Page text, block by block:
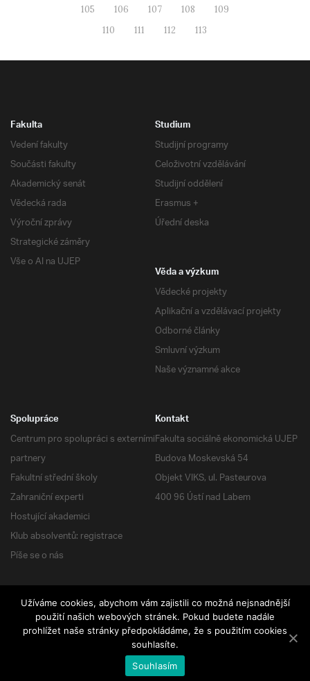
105
106 107 108
109
110
111 112 113
Fakulta
Vedení fakulty
Součásti fakulty
Akademický senát
Vědecká rada
Výroční zprávy
Strategické záměry
Vše o AI na UJEP
Studium
Studijní programy
Celoživotní vzdělávání
Studijní oddělení
Erasmus +
Úřední deska
Věda a výzkum
Vědecké projekty
Aplikační a vzdělávací projekty
Odborné články
Smluvní výzkum
Naše významné akce
Spolupráce
Centrum pro spolupráci s externími
partnery
Fakultní střední školy
Zahraniční experti
Hostující akademici
Klub absolventů: registrace
Píše se o nás
Kontakt
Fakulta sociálně ekonomická UJEP
Budova Moskevská 54
Objekt VIKS, ul. Pasteurova
400 96 Ústí nad Labem
| Všechna práva vyhrazena
Užíváme cookies, abychom vám zajistili co možná nejsnadnější
použití našich webových stránek. Pokud budete nadále
prohlížet naše stránky předpokládáme, že s použitím cookies
souhlasíte.
Souhlasím